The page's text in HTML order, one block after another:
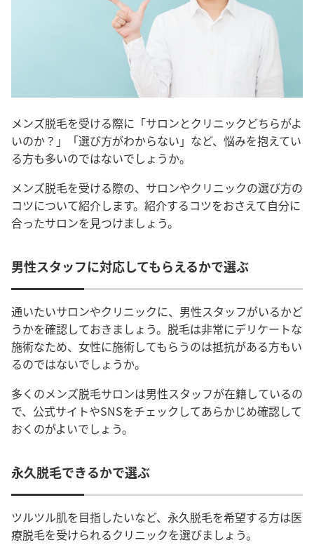
メンズ脱毛を受ける際に「サロンとクリニックどちらがよ
いのか？」「選び方がわからない」など、悩みを抱えてい
る方も多いのではないでしょうか。
メンズ脱毛を受ける際の、サロンやクリニックの選び方の
コツについて紹介します。紹介するコツをおさえて自分に
合ったサロンを見つけましょう。
男性スタッフに対応してもらえるかで選ぶ
通いたいサロンやクリニックに、男性スタッフがいるかど
うかを確認しておきましょう。脱毛は非常にデリケートな
施術なため、女性に施術してもらうのは抵抗がある方もい
るのではないでしょうか。
多くのメンズ脱毛サロンは男性スタッフが在籍しているの
で、公式サイトやSNSをチェックしてあらかじめ確認して
おくのがよいでしょう。
永久脱毛できるかで選ぶ
ツルツル肌を目指したいなど、永久脱毛を希望する方は医
療脱毛を受けられるクリニックを選びましょう。